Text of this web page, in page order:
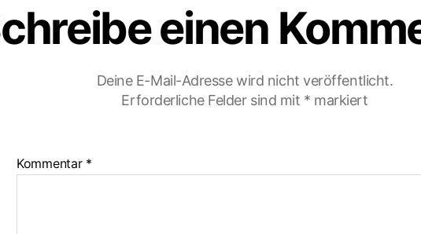
einen
Deine E-Mail-Adresse wird nicht veröffentlicht.
Erforderliche Felder sind mit * markiert
Kommentar *